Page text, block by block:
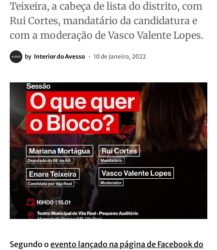
Teixeira, a cabeça de lista do distrito, com
Rui Cortes, mandatário da candidatura e
com a moderação de Vasco Valente Lopes.
by Interior do Avesso 10 de Janeiro, 2022
Segundo o evento lançado na página de Facebook do